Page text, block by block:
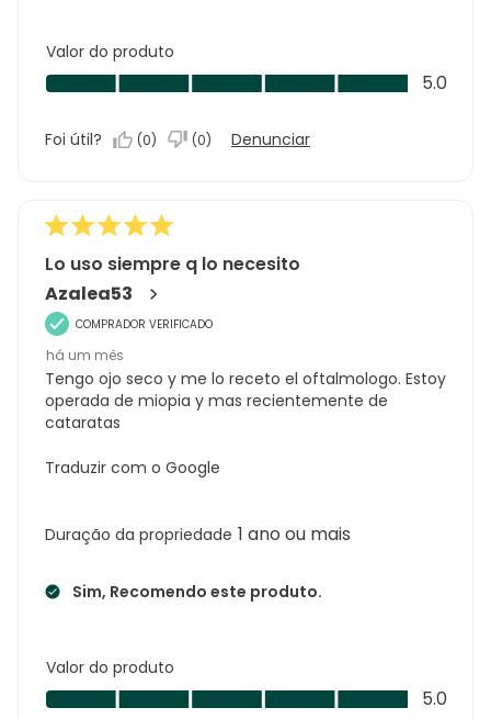
Valor do produto
Valor
do
5.0
5.0
Foi útil? (0) (0) Denunciar
Lo uso siempre q lo necesito
Azalea53
COMPRADOR VERIFICADO
há um mês
Tengo ojo seco y me lo receto el oftalmologo. Estoy
operada de miopia y mas recientemente de
cataratas
Traduzir com o Google
Duração da propriedade 1 ano ou mais
Sim, Recomendo este produto.
Valor do produto
Valor
do
5.0